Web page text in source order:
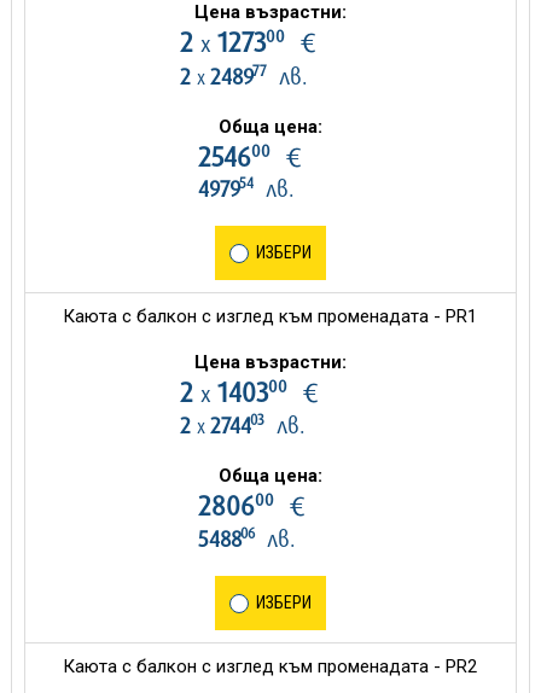
Цена възрастни:
2 х 127300€
2 х 248977лв.
Обща цена:
254600€
497954лв.
ИЗБЕРИ
Каюта с балкон с изглед към променадата - PR1
Цена възрастни:
2 х 140300€
2 х 274403лв.
Обща цена:
280600€
548806лв.
ИЗБЕРИ
Каюта с балкон с изглед към променадата - PR2